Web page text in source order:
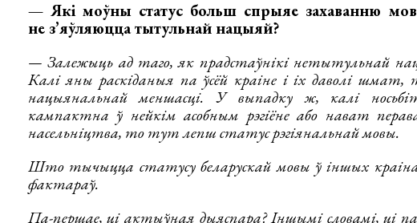
— Які моўны статус больш спрыяе захаванню
не з’яўляюцца тытульнай нацыяй?
— Залежыць ад таго, як прадстаўнікі нетытульнай
Калі яны раскіданыя па ўсёй краіне і іх даволі
нацыянальнай меншасці. У выпадку ж, калі
кампактна ў нейкім асобным рэгіёне або нават
насельніцтва, то тут лепш статус рэгіянальнай мовы.
Што тычыцца статусу беларускай мовы ў іншых
фактараў.
Па-першае, ці актыўная дыяспара? Іншымі словамі, ці